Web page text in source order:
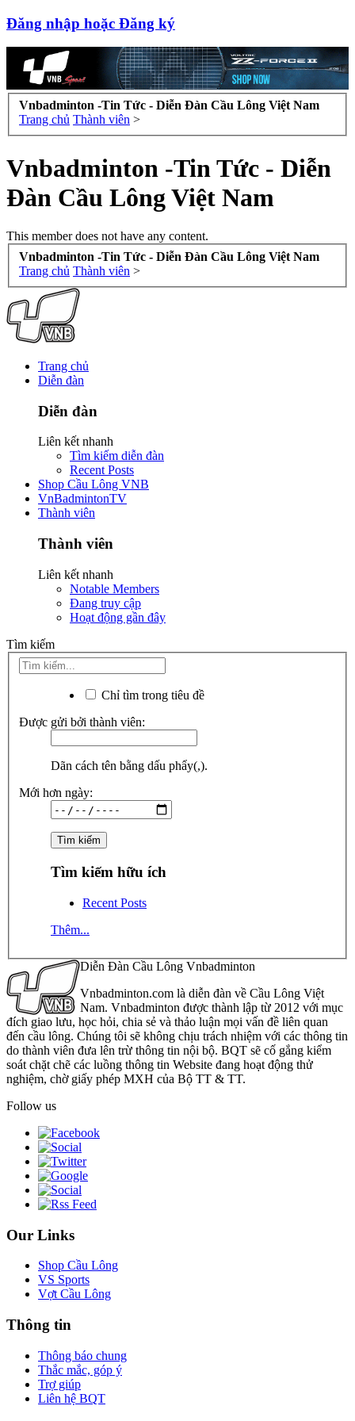
Đăng nhập hoặc Đăng ký
Vnbadminton -Tin Tức - Diễn Đàn Cầu Lông Việt Nam
Trang chủ Thành viên >
Vnbadminton -Tin Tức - Diễn
Đàn Cầu Lông Việt Nam
This member does not have any content.
Vnbadminton -Tin Tức - Diễn Đàn Cầu Lông Việt Nam
Trang chủ Thành viên >
Trang chủ
Diễn đàn
Diễn đàn
Liên kết nhanh
Tìm kiếm diễn đàn
Recent Posts
Shop Cầu Lông VNB
VnBadmintonTV
Thành viên
Thành viên
Liên kết nhanh
Notable Members
Đang truy cập
Hoạt động gần đây
Tìm kiếm
Chỉ tìm trong tiêu đề
Được gửi bởi thành viên:
Dãn cách tên bằng dấu phẩy(,).
Mới hơn ngày:
Tìm kiếm hữu ích
Recent Posts
Thêm...
Diễn Đàn Cầu Lông Vnbadminton
Vnbadminton.com là diễn đàn về Cầu Lông Việt
Nam. Vnbadminton được thành lập từ 2012 với mục
đích giao lưu, học hỏi, chia sẻ và thảo luận mọi vấn đề liên quan
đến cầu lông. Chúng tôi sẽ không chịu trách nhiệm với các thông tin
do thành viên đưa lên trừ thông tin nội bộ. BQT sẽ cố gắng kiểm
soát chặt chẽ các luồng thông tin Website đang hoạt động thử
nghiệm, chờ giấy phép MXH của Bộ TT & TT.
Follow us
Our Links
Shop Cầu Lông
VS Sports
Vợt Cầu Lông
Thông tin
Thông báo chung
Thắc mắc, góp ý
Trợ giúp
Liên hệ BQT